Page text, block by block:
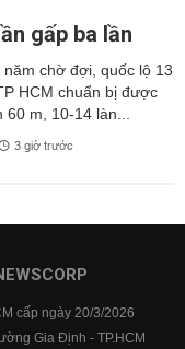
gấp ba lần
chờ đợi, quốc lộ 13
HCM chuẩn bị được
m, 10-14 làn...
3 giờ trước
cấp ngày 20/3/2026
Gia Định - TP.HCM